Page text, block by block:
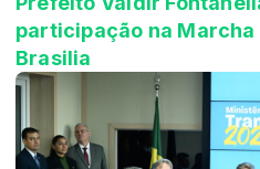
participação na Marcha
Brasilia